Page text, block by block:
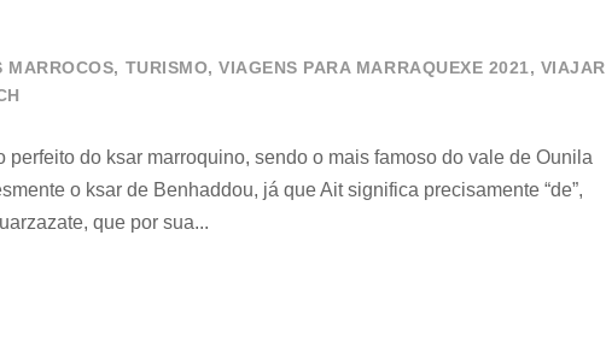
MARROCOS, TURISMO, VIAGENS PARA MARRAQUEXE 2021, VIAJAR
do ksar marroquino, sendo o mais famoso do vale de Ounila
o ksar de Benhaddou, já que Ait significa precisamente “de”,
que por sua...